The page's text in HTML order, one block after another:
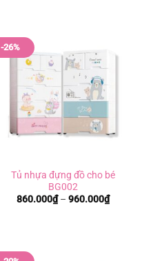
-26%
Tủ nhựa đựng đồ cho bé
BG002
860.000₫ – 960.000₫Khoảng
giá: